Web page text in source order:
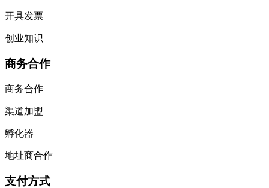
开具发票
创业知识
商务合作
商务合作
渠道加盟
孵化器
地址商合作
支付方式